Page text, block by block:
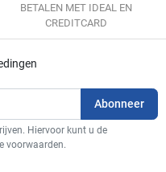
BETALEN MET IDEAL EN
CREDITCARD
Hiervoor kunt u de
voorwaarden.